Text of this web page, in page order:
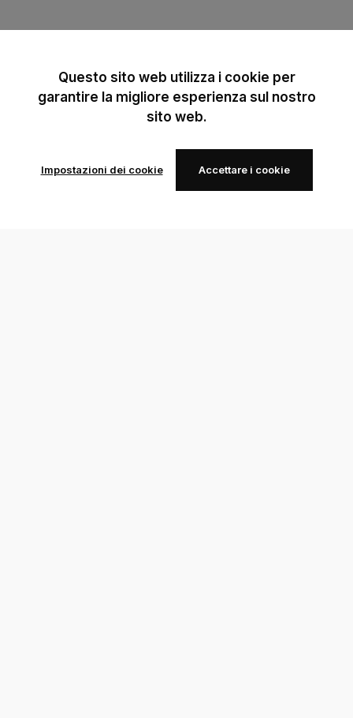
Questo sito web utilizza i cookie per
garantire la migliore esperienza sul nostro
sito web.
Impostazioni dei cookie Accettare i cookie